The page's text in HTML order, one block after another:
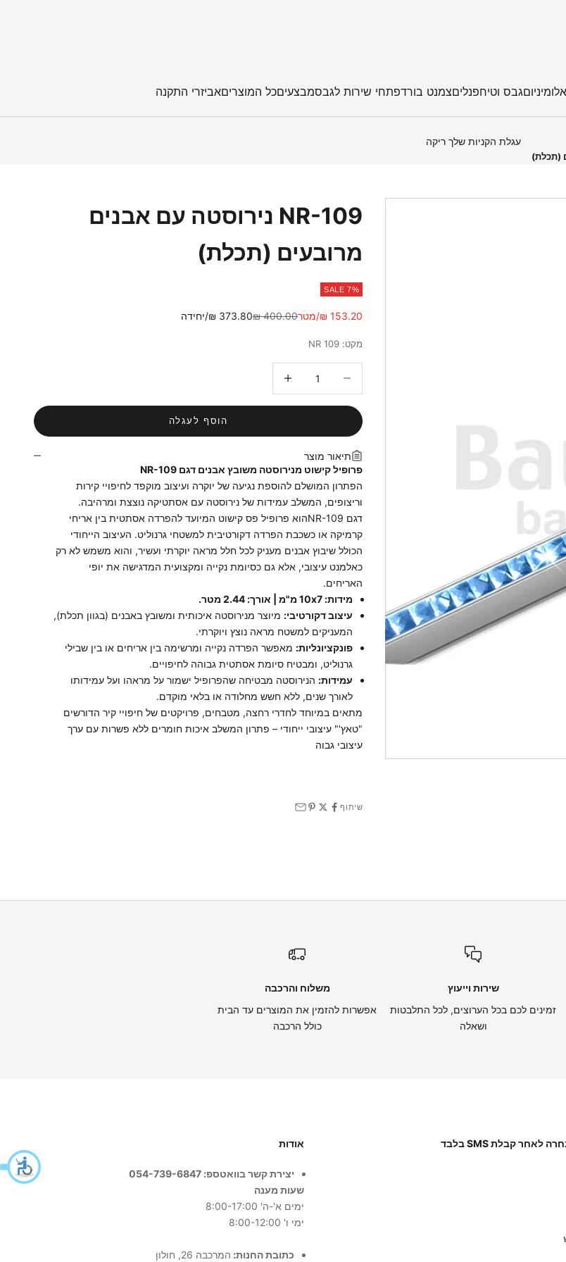
גבס וטיחפנליםצמנט בורדפתחי שירות לגבסמבצעיםכל המוצריםאביזרי התקנה
עגלת הקניות שלך ריקה
NR-109 נירוסטה עם אבנים
מרובעים (תכלת)
SALE 7%
מחיר מבצע
153.20 ₪/מטר מחיר רגיל
400.00 ₪ 373.80 ₪/יחידה
מקט: NR 109
הוסף לעגלה
תיאור מוצר
פרופיל קישוט מנירוסטה משובץ אבנים דגם NR-109
הפתרון המושלם להוספת נגיעה של יוקרה ועיצוב מוקפד לחיפויי קירות
וריצופים, המשלב עמידות של נירוסטה עם אסתטיקה נוצצת ומרהיבה.
דגם NR-109הוא פרופיל פס קישוט המיועד להפרדה אסתטית בין אריחי
קרמיקה או כשכבת הפרדה דקורטיבית למשטחי גרנוליט. העיצוב הייחודי
הכולל שיבוץ אבנים מעניק לכל חלל מראה יוקרתי ועשיר, והוא משמש לא רק
כאלמנט עיצובי, אלא גם כסיומת נקייה ומקצועית המדגישה את יופי
האריחים.
מידות: 10x7 מ"מ | אורך: 2.44 מטר.
עיצוב דקורטיבי: מיוצר מנירוסטה איכותית ומשובץ באבנים (בגוון תכלת),
המעניקים למשטח מראה נוצץ ויוקרתי.
פונקציונליות: מאפשר הפרדה נקייה ומרשימה בין אריחים או בין שבילי
גרנוליט, ומבטיח סיומת אסתטית גבוהה לחיפויים.
עמידות: הנירוסטה מבטיחה שהפרופיל ישמור על מראהו ועל עמידותו
לאורך שנים, ללא חשש מחלודה או בלאי מוקדם.
מתאים במיוחד לחדרי רחצה, מטבחים, פרויקטים של חיפויי קיר הדורשים
"טאץ'" עיצובי ייחודי – פתרון המשלב איכות חומרים ללא פשרות עם ערך
עיצובי גבוה
שיתוף
שירות וייעוץ
זמינים לכם בכל הערוצים, לכל התלבטות
ושאלה
משלוח והרכבה
אפשרות להזמין את המוצרים עד הבית
כולל הרכבה
יש להגיע לנקודת האיסוף שנבחרה לאחר קבלת SMS בלבד
אודות
יצירת קשר בוואטספ: 054-739-6847
שעות מענה
ימים א'-ה' 8:00-17:00
ימי ו' 8:00-12:00
כתובת החנות: המרכבה 26, חולון